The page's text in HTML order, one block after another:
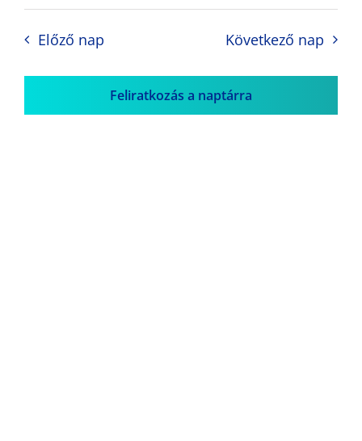
Előző nap Következő nap
Feliratkozás a naptárra